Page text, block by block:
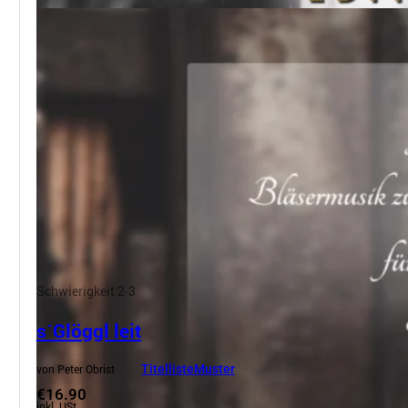
Schwierigkeit 2-3
s´Glöggl leit
von Peter Obrist TitellisteMuster
€16.90